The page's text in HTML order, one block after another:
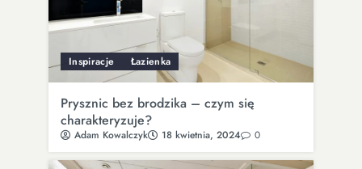
Inspiracje Łazienka
Prysznic bez brodzika – czym się
charakteryzuje?
Adam Kowalczyk 18 kwietnia, 2024 0